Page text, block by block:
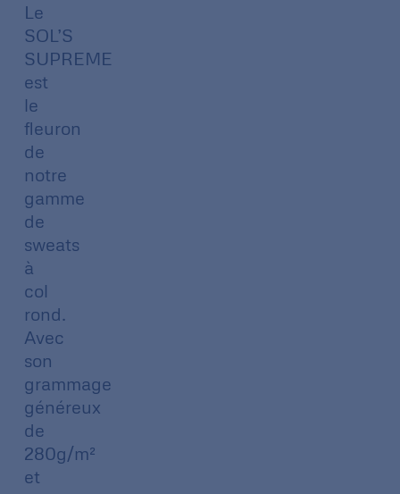
Le
SOL’S
SUPREME
est
le
fleuron
de
notre
gamme
de
sweats
à
col
rond.
Avec
son
grammage
généreux
de
280g/m²
et